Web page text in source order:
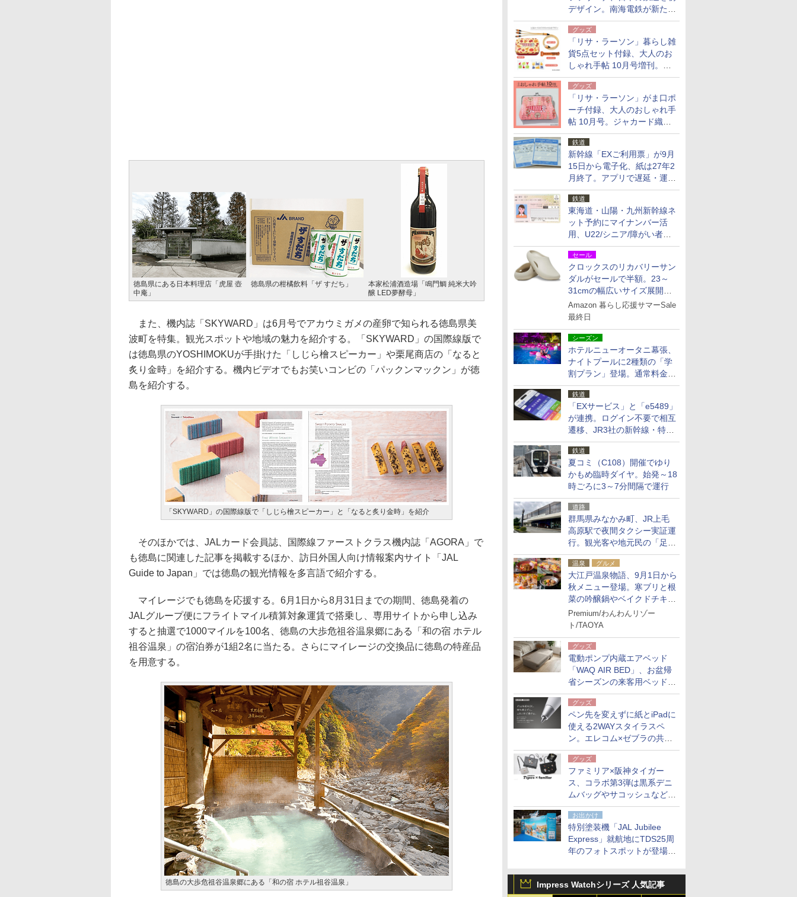
デザイン。南海電鉄が新たな
「空港特急」をなにわ筋線へ
導入
グッズ
「リサ・ラーソン」暮らし雑
貨5点セット付録、大人のお
しゃれ手帖 10月号増刊。
USBケーブルや缶ケースなど
グッズ
「リサ・ラーソン」がま口ポ
ーチ付録、大人のおしゃれ手
帖 10月号。ジャカード織の
北欧猫デザイン
鉄道
新幹線「EXご利用票」が9月
15日から電子化、紙は27年2
月終了。アプリで遅延・運休
も確認可能に
鉄道
東海道・山陽・九州新幹線ネ
ット予約にマイナンバー活
用、U22/シニア/障がい者割
を9月15日から発売
セール
クロックスのリカバリーサン
ダルがセールで半額。23～
31cmの幅広いサイズ展開、
独自のクッション素材を採用
Amazon 暮らし応援サマーSale
最終日
シーズン
ホテルニューオータニ幕張、
ナイトプールに2種類の「学
割プラン」登場。通常料金の
およそ半額でお得に夜活
鉄道
「EXサービス」と「e5489」
が連携。ログイン不要で相互
遷移、JR3社の新幹線・特急
予約をアプリで一括確認
鉄道
夏コミ（C108）開催でゆり
かもめ臨時ダイヤ。始発～18
時ごろに3～7分間隔で運行
道路
群馬県みなかみ町、JR上毛
高原駅で夜間タクシー実証運
行。観光客や地元民の「足が
ない」課題解消へ、木金土に
2台体制
温泉 グルメ
大江戸温泉物語、9月1日から
秋メニュー登場。寒ブリと根
菜の吟醸鍋やベイクドチキ
ン、ショコラ＆栗スイーツも
食べ放題に
Premium/わんわんリゾー
ト/TAOYA
グッズ
電動ポンプ内蔵エアベッド
「WAQ AIR BED」、お盆帰
省シーズンの来客用ベッドに
も。使用後は収納バッグでコ
ンパクトに保管
グッズ
ペン先を変えずに紙とiPadに
使える2WAYスタイラスペ
ン。エレコム×ゼブラの共同
開発
グッズ
ファミリア×阪神タイガー
ス、コラボ第3弾は黒系デニ
ムバッグやサコッシュなど6
点。8月21日オンラインスト
アで発売
お出かけ
特別塗装機「JAL Jubilee
Express」就航地にTDS25周
年のフォトスポットが登場。
Impress Watchシリーズ 人気記事
徳島県にある日本料理店「虎屋 壺
中庵」
徳島県の柑橘飲料「ザ すだち」
本家松浦酒造場「鳴門鯛 純米大吟
醸 LED夢酵母」
また、機内誌「SKYWARD」は6月号でアカウミガメの産卵で知られる徳島県美
波町を特集。観光スポットや地域の魅力を紹介する。「SKYWARD」の国際線版で
は徳島県のYOSHIMOKUが手掛けた「しじら檜スピーカー」や栗尾商店の「なると
炙り金時」を紹介する。機内ビデオでもお笑いコンビの「パックンマックン」が徳
島を紹介する。
「SKYWARD」の国際線版で「しじら檜スピーカー」と「なると炙り金時」を紹介
そのほかでは、JALカード会員誌、国際線ファーストクラス機内誌「AGORA」で
も徳島に関連した記事を掲載するほか、訪日外国人向け情報案内サイト「JAL
Guide to Japan」では徳島の観光情報を多言語で紹介する。
マイレージでも徳島を応援する。6月1日から8月31日までの期間、徳島発着の
JALグループ便にフライトマイル積算対象運賃で搭乗し、専用サイトから申し込み
すると抽選で1000マイルを100名、徳島の大歩危祖谷温泉郷にある「和の宿 ホテル
祖谷温泉」の宿泊券が1組2名に当たる。さらにマイレージの交換品に徳島の特産品
を用意する。
徳島の大歩危祖谷温泉郷にある「和の宿 ホテル祖谷温泉」